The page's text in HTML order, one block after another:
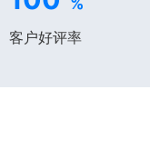
客户好评率